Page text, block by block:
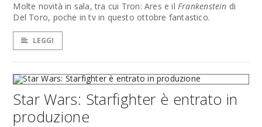
Molte novità in sala, tra cui Tron: Ares e ilFrankenstein di
Del Toro, poche in tv in questo ottobre fantastico.
LEGGI
Star Wars: Starfighter è entrato in
produzione